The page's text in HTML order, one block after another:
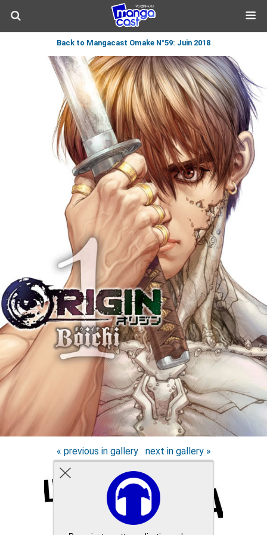
Back to Mangacast Omake N°59: Juin 2018
« previous in gallery next in gallery »